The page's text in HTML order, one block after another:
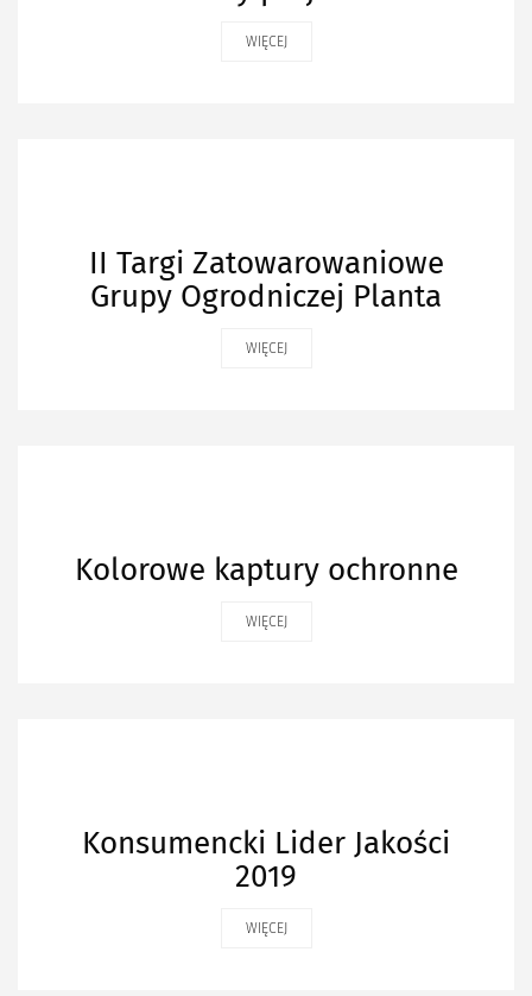
WIĘCEJ
II Targi Zatowarowaniowe
Grupy Ogrodniczej Planta
WIĘCEJ
Kolorowe kaptury ochronne
WIĘCEJ
Konsumencki Lider Jakości
2019
WIĘCEJ